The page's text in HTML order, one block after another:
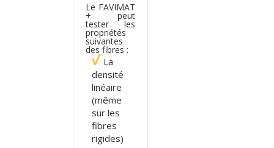
Le FAVIMAT
+ peut
tester les
propriétés
suivantes
des fibres :
La
densité
linéaire
(même
sur les
fibres
rigides)